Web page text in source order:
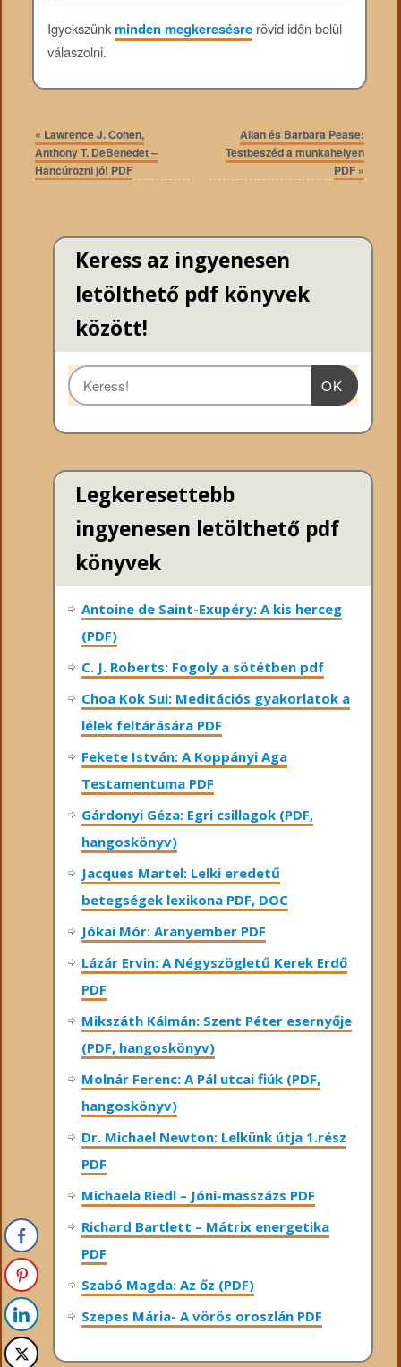
Igyekszünkminden megkeresésrerövid időn belül
válaszolni.
« Lawrence J. Cohen,
Anthony T. DeBenedet –
Hancúrozni jó! PDF
Allan és Barbara Pease:
Testbeszéd a munkahelyen
PDF »
Keress az ingyenesen
letölthető pdf könyvek
között!
OK
Legkeresettebb
ingyenesen letölthető pdf
könyvek
Antoine de Saint-Exupéry: A kis herceg
(PDF)
C. J. Roberts: Fogoly a sötétben pdf
Choa Kok Sui: Meditációs gyakorlatok a
lélek feltárására PDF
Fekete István: A Koppányi Aga
Testamentuma PDF
Gárdonyi Géza: Egri csillagok (PDF,
hangoskönyv)
Jacques Martel: Lelki eredetű
betegségek lexikona PDF, DOC
Jókai Mór: Aranyember PDF
Lázár Ervin: A Négyszögletű Kerek Erdő
PDF
Mikszáth Kálmán: Szent Péter esernyője
(PDF, hangoskönyv)
Molnár Ferenc: A Pál utcai fiúk (PDF,
hangoskönyv)
Dr. Michael Newton: Lelkünk útja 1.rész
PDF
Michaela Riedl – Jóni-masszázs PDF
Richard Bartlett – Mátrix energetika
PDF
Szabó Magda: Az őz (PDF)
Szepes Mária- A vörös oroszlán PDF